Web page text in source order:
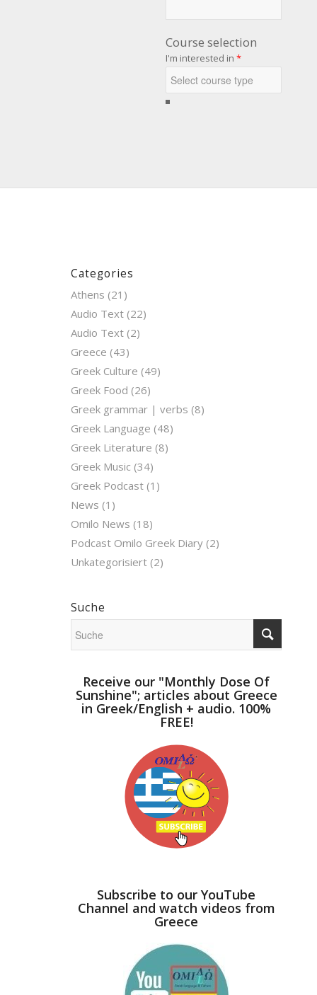
Course selection
I'm interested in *
Categories
Athens (21)
Audio Text (22)
Audio Text (2)
Greece (43)
Greek Culture (49)
Greek Food (26)
Greek grammar | verbs (8)
Greek Language (48)
Greek Literature (8)
Greek Music (34)
Greek Podcast (1)
News (1)
Omilo News (18)
Podcast Omilo Greek Diary (2)
Unkategorisiert (2)
Suche
Receive our "Monthly Dose Of
Sunshine"; articles about Greece
in Greek/English + audio. 100%
FREE!
Subscribe to our YouTube
Channel and watch videos from
Greece